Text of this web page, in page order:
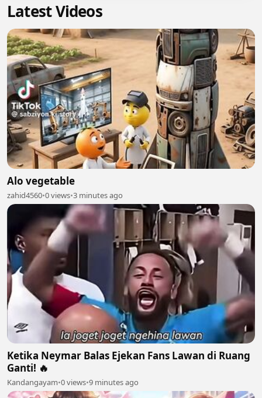
Latest Videos
Alo vegetable
zahid4560•0 views•3 minutes ago
Ketika Neymar Balas Ejekan Fans Lawan di Ruang
Ganti! 🔥
Kandangayam•0 views•9 minutes ago